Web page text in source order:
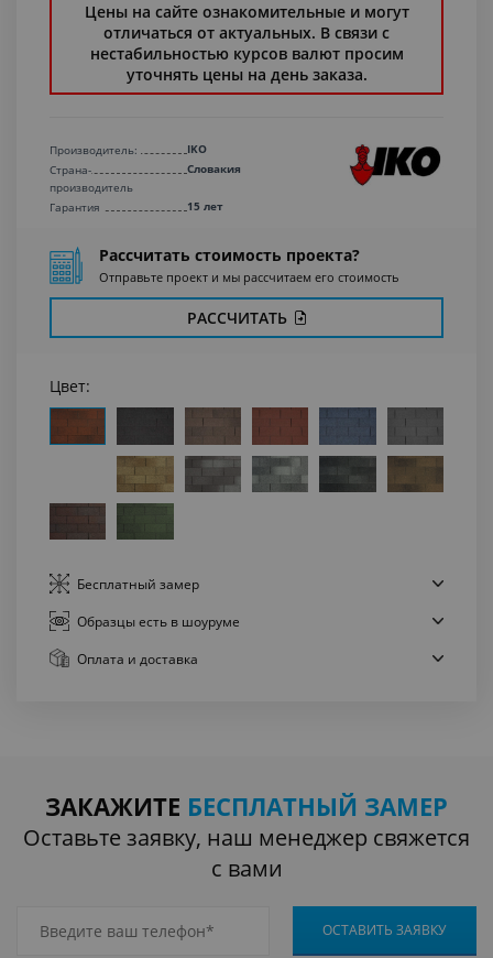
Цены на сайте ознакомительные и могут
отличаться от актуальных. В связи с
нестабильностью курсов валют просим
уточнять цены на день заказа.
Производитель:
IKO
Страна-
производитель
Словакия
Гарантия 15 лет
Рассчитать стоимость проекта?
Отправьте проект и мы рассчитаем его стоимость
РАССЧИТАТЬ
Цвет:
Бесплатный замер
Образцы есть в шоуруме
Оплата и доставка
ЗАКАЖИТЕ БЕСПЛАТНЫЙ ЗАМЕР
Оставьте заявку, наш менеджер свяжется
с вами